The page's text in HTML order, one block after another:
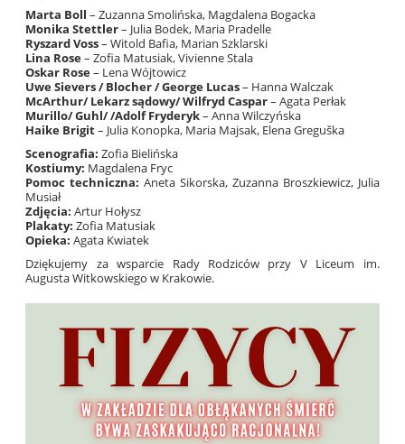
Marta Boll – Zuzanna Smolińska, Magdalena Bogacka
Monika Stettler– Julia Bodek, Maria Pradelle
Ryszard Voss– Witold Bafia, Marian Szklarski
Lina Rose– Zofia Matusiak, Vivienne Stala
Oskar Rose– Lena Wójtowicz
Uwe Sievers / Blocher / George Lucas– Hanna Walczak
McArthur/ Lekarz sądowy/ Wilfryd Caspar– Agata Perłak
Murillo/ Guhl/ /Adolf Fryderyk– Anna Wilczyńska
Haike Brigit– Julia Konopka, Maria Majsak, Elena Greguška
Scenografia: Zofia Bielińska
Kostiumy: Magdalena Fryc
Pomoc techniczna: Aneta Sikorska, Zuzanna Broszkiewicz, Julia
Musiał
Zdjęcia: Artur Hołysz
Plakaty: Zofia Matusiak
Opieka: Agata Kwiatek
Dziękujemy za wsparcie Rady Rodziców przy V Liceum im.
Augusta Witkowskiego w Krakowie.